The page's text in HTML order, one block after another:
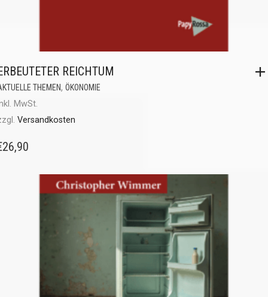
REICHTUM
THEMEN, ÖKONOMIE
MwSt.
Versandkosten
26,90